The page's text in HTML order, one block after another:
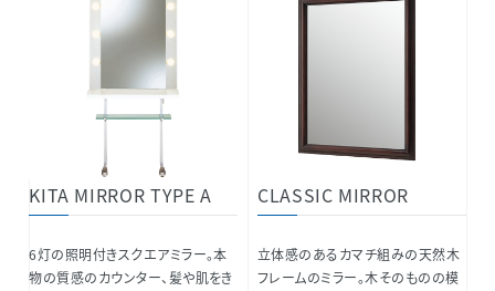
KITA MIRROR TYPE A
6灯の照明付きスクエアミラー。本
物の質感のカウンター、髪や肌をき
CLASSIC MIRROR
立体感のあるカマチ組みの天然木
フレームのミラー。木そのものの模